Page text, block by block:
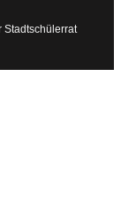
Stadtschülerrat